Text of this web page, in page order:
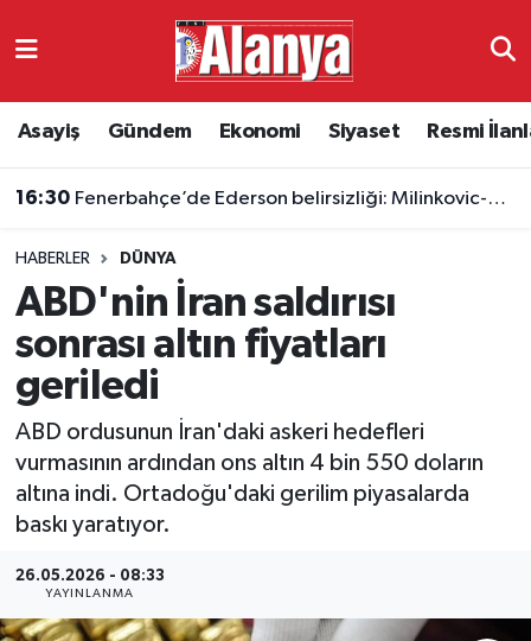
Asayiş Gündem Ekonomi Siyaset Resmi
16:30 Fenerbahçe’de Ederson belirsizliği: Milinkovic-Savic gündeme geldi
HABERLER DÜNYA
ABD'nin İran saldırısı
sonrası altın fiyatları
geriledi
ABD ordusunun İran'daki askeri hedefleri
vurmasının ardından ons altın 4 bin 550 doların
altına indi. Ortadoğu'daki gerilim piyasalarda
baskı yaratıyor.
26.05.2026 - 08:33
YAYINLANMA
Ekonomi
Resmi İlanlar
Alanyaspor
E-Gazete
Antalya Namaz Vakitleri
Süper Lig Puan Durumu ve Fikstür
Tüm Manşetler
Son Dakika Haberleri
Haber Arşivi